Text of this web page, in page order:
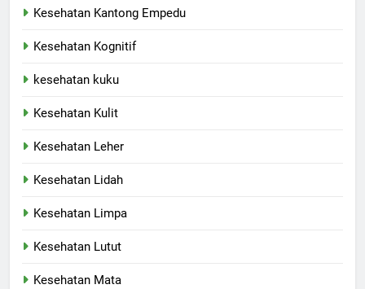
Kesehatan Kantong Empedu
Kesehatan Kognitif
kesehatan kuku
Kesehatan Kulit
Kesehatan Leher
Kesehatan Lidah
Kesehatan Limpa
Kesehatan Lutut
Kesehatan Mata